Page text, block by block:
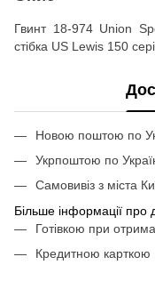
Гвинт 18-974 Union
стібка US Lewis 150
Новою поштою по
Укрпоштою по
Самовивіз з міста
Більше інформації про
Готівкою при
Кредитною карткою